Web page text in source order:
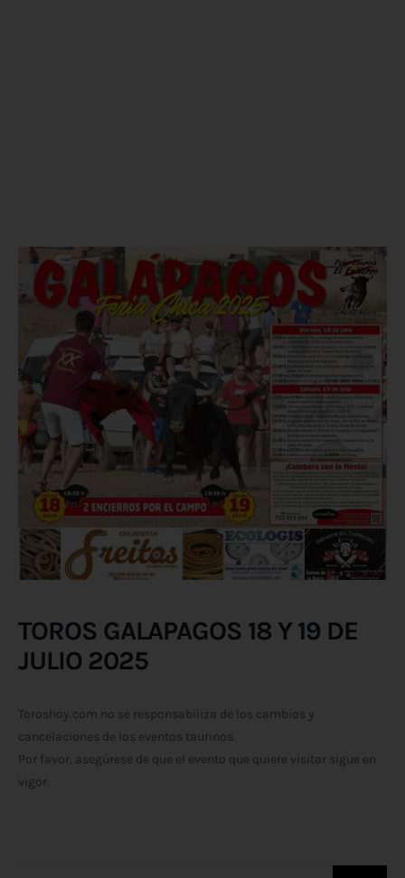
TOROS GALAPAGOS 18 Y 19 DE
JULIO 2025
Toroshoy.com no se responsabiliza de los cambios y
cancelaciones de los eventos taurinos.
Por favor, asegúrese de que el evento que quiere visitar sigue en
vigor.